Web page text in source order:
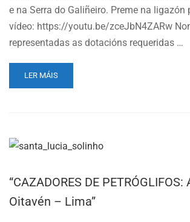
e na Serra do Galiñeiro. Preme na ligazón
vídeo: https://youtu.be/zceJbN4ZARw
representadas as dotacións requeridas …
READ
MORE
SERRA
E
SERRA
LER MÁIS
“CAZADORES DE
Oitavén – Lima”